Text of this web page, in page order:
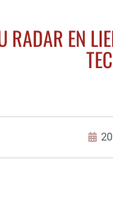
RADAR EN